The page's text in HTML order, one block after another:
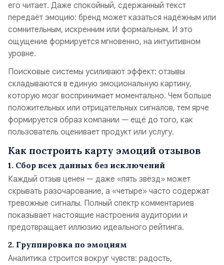
его читает. Даже спокойный, сдержанный текст
передаёт эмоцию: бренд может казаться надёжным или
сомнительным, искренним или формальным. И это
ощущение формируется мгновенно, на интуитивном
уровне.
Поисковые системы усиливают эффект: отзывы
складываются в единую эмоциональную картину,
которую мозг воспринимает моментально. Чем больше
положительных или отрицательных сигналов, тем ярче
формируется образ компании — ещё до того, как
пользователь оценивает продукт или услугу.
Как построить карту эмоций отзывов
1. Сбор всех данных без исключений
Каждый отзыв ценен — даже «пять звёзд» может
скрывать разочарование, а «четыре» часто содержат
тревожные сигналы. Полный спектр комментариев
показывает настоящие настроения аудитории и
предотвращает иллюзию идеального рейтинга.
2. Группировка по эмоциям
Аналитика строится вокруг чувств: радость,